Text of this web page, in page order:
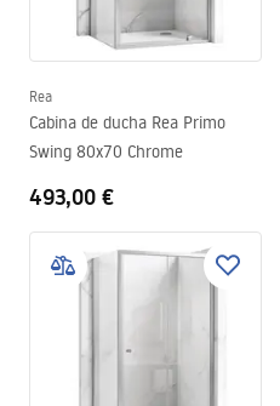
Rea
Cabina de ducha Rea Primo
Swing 80x70 Chrome
493,00 €